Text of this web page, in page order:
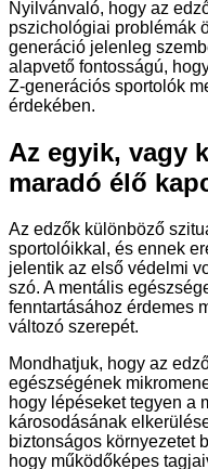
Nyilvánvaló, hogy az
pszichológiai problémák
generáció jelenleg
alapvető fontosságú,
Z-generációs sportolók
érdekében.
Az egyik, vagy
maradó élő
Az edzők különböző
sportolóikkal, és ennek
jelentik az első védelmi
szó. A mentális
fenntartásához érdemes
változó szerepét.
Mondhatjuk, hogy az
egészségének
hogy lépéseket tegyen a
károsodásának
biztonságos környezetet
hogy működőképes